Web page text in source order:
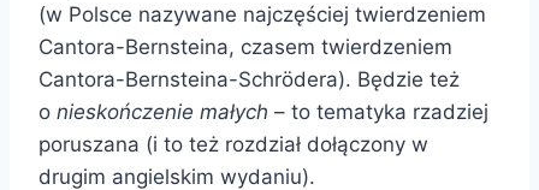
(w Polsce nazywane najczęściej twierdzeniem
Cantora-Bernsteina, czasem twierdzeniem
Cantora-Bernsteina-Schrödera). Będzie też
o nieskończenie małych – to tematyka rzadziej
poruszana (i to też rozdział dołączony w
drugim angielskim wydaniu).